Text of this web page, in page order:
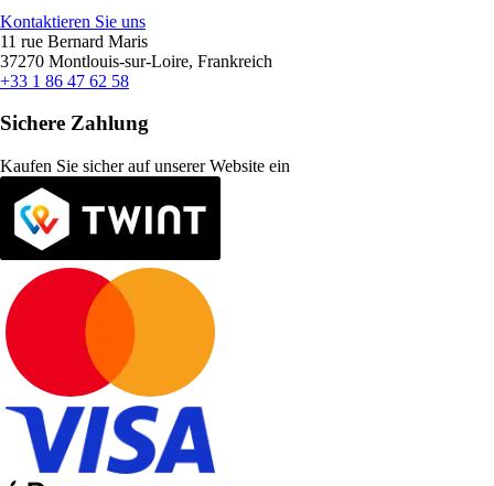
Kontaktieren Sie uns
11 rue Bernard Maris
37270 Montlouis-sur-Loire, Frankreich
+33 1 86 47 62 58
Sichere Zahlung
Kaufen Sie sicher auf unserer Website ein